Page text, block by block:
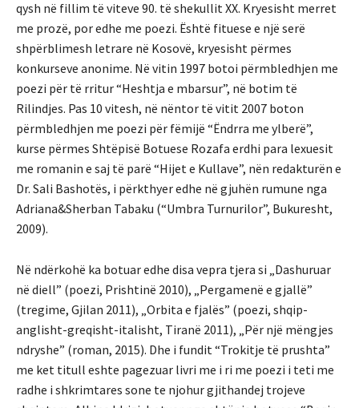
qysh në fillim të viteve 90. të shekullit XX. Kryesisht merret
me prozë, por edhe me poezi. Është fituese e një serë
shpërblimesh letrare në Kosovë, kryesisht përmes
konkurseve anonime. Në vitin 1997 botoi përmbledhjen me
poezi për të rritur “Heshtja e mbarsur”, në botim të
Rilindjes. Pas 10 vitesh, në nëntor të vitit 2007 boton
përmbledhjen me poezi për fëmijë “Ëndrra me ylberë”,
kurse përmes Shtëpisë Botuese Rozafa erdhi para lexuesit
me romanin e saj të parë “Hijet e Kullave”, nën redakturën e
Dr. Sali Bashotës, i përkthyer edhe në gjuhën rumune nga
Adriana&Sherban Tabaku (“Umbra Turnurilor”, Bukuresht,
2009).
Në ndërkohë ka botuar edhe disa vepra tjera si „Dashuruar
në diell” (poezi, Prishtinë 2010), „Pergamenë e gjallë”
(tregime, Gjilan 2011), „Orbita e fjalës” (poezi, shqip-
anglisht-greqisht-italisht, Tiranë 2011), „Për një mëngjes
ndryshe” (roman, 2015). Dhe i fundit “Trokitje të prushta”
me ket titull eshte pagezuar livri me i ri me poezi i teti me
radhe i shkrimtares sone te njohur gjithandej trojeve